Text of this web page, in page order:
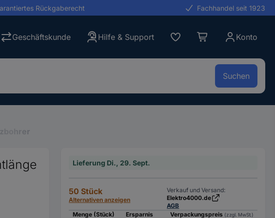
Rückgaberecht Fachhandel seit 1923
Geschäftskunde Hilfe & Support Konto
Suchen
Lieferung Di., 29. Sept.
50 Stück
Alternativen anzeigen
Verkauf und Versand:
Elektro4000.de
AGB
Menge (Stück)
Ersparnis Verpackungspreis (zzgl. MwSt.)